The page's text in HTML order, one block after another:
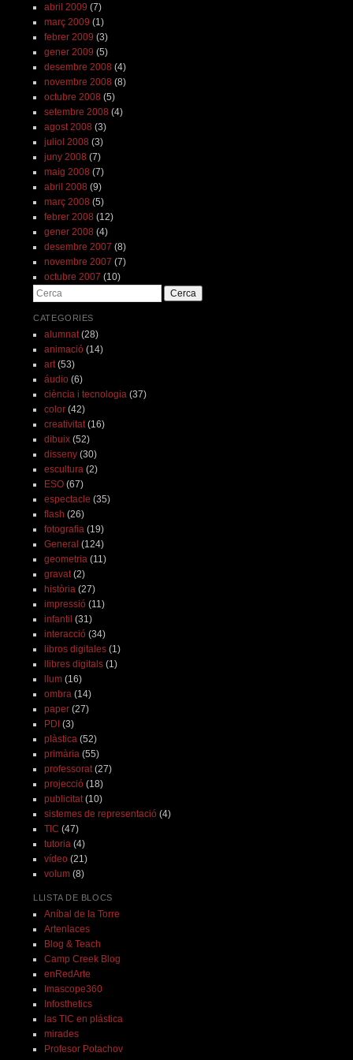
abril 2009 (7)
març 2009 (1)
febrer 2009 (3)
gener 2009 (5)
desembre 2008 (4)
novembre 2008 (8)
octubre 2008 (5)
setembre 2008 (4)
agost 2008 (3)
juliol 2008 (3)
juny 2008 (7)
maig 2008 (7)
abril 2008 (9)
març 2008 (5)
febrer 2008 (12)
gener 2008 (4)
desembre 2007 (8)
novembre 2007 (7)
octubre 2007 (10)
Cerca
CATEGORIES
alumnat(28)
animació(14)
art(53)
áudio(6)
ciència i tecnologia(37)
color(42)
creativitat(16)
dibuix(52)
disseny(30)
escultura(2)
ESO(67)
espectacle (35)
flash (26)
fotografia(19)
General (124)
geometria(11)
gravat(2)
història(27)
impressió(11)
infantil (31)
interacció(34)
libros digitales(1)
llibres digitals(1)
llum(16)
ombra(14)
paper(27)
PDI (3)
plàstica(52)
primària(55)
professorat(27)
projecció(18)
publicitat(10)
sistemes de representació(4)
TIC (47)
tutoria(4)
vídeo(21)
volum(8)
LLISTA DE BLOCS
Aníbal de la Torre
Artenlaces
Blog & Teach
Camp Creek Blog
enRedArte
Imascope360
Infosthetics
las TIC en plástica
mirades
Profesor Potachov